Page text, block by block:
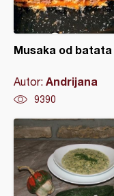
Musaka od batata
Autor: Andrijana
9390